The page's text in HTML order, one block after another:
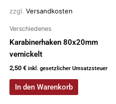
zzgl. Versandkosten
Verschiedenes
Karabinerhaken 80x20mm
vernickelt
2,50 € inkl. gesetzlicher Umsatzsteuer
In den Warenkorb